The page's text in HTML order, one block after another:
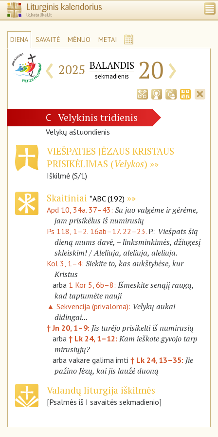
DIENA SAVAITĖ MĖNUO METAI
‹ 2025 BALANDIS
sekmadienis 20›
C Velykinis tridienis
Velykų aštuondienis
VIEŠPATIES JĖZAUS KRISTAUS
PRISIKĖLIMAS (Velykos)
Iškilmė (S/1)
Skaitiniai *ABC (192)
Apd 10, 34a. 37–43: Su juo valgėme ir gėrėme,
jam prisikėlus iš numirusių
Ps 118, 1–2. 16ab–17. 22–23. P.: Viešpats šią
dieną mums davė, – linksminkimės, džiugesį
skleiskim! / Aleliuja, aleliuja, aleliuja.
Kol 3, 1–4: Siekite to, kas aukštybėse, kur
Kristus
arba 1 Kor 5, 6b–8: Išmeskite senąjį raugą,
kad taptumėte nauji
▲ Sekvencija (privaloma): Velykų aukai
didingai...
† Jn 20, 1–9: Jis turėjo prisikelti iš numirusių
arba † Lk 24, 1–12:Kam ieškote gyvojo tarp
mirusiųjų?
arba vakare galima imti † Lk 24, 13–35: Jie
pažino Jėzų, kai jis laužė duoną
Valandų liturgija iškilmės
[Psalmės iš I savaitės sekmadienio]